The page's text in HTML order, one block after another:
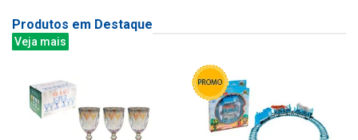
Produtos em Destaque
Veja mais